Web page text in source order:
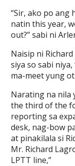
“Sir, ako po ang
natin this year,
out?” sabi ni
Naisip ni
siya so sabi
ma-meet yung
Narating na nila
the third of the
reporting sa
desk, nag-bow
at pinakilala si
Mr. Richard
LPTT line,”